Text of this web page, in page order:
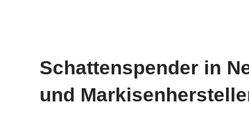
Schattenspender in
und